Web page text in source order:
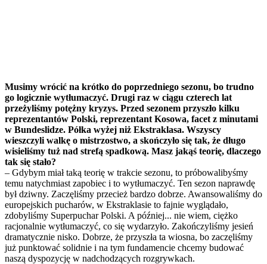
Musimy wrócić na krótko do poprzedniego sezonu, bo trudno
go logicznie wytłumaczyć. Drugi raz w ciągu czterech lat
przeżyliśmy potężny kryzys. Przed sezonem przyszło kilku
reprezentantów Polski, reprezentant Kosowa, facet z minutami
w Bundeslidze. Półka wyżej niż Ekstraklasa. Wszyscy
wieszczyli walkę o mistrzostwo, a skończyło się tak, że długo
wisieliśmy tuż nad strefą spadkową. Masz jakąś teorię, dlaczego
tak się stało?
– Gdybym miał taką teorię w trakcie sezonu, to próbowalibyśmy
temu natychmiast zapobiec i to wytłumaczyć. Ten sezon naprawdę
był dziwny. Zaczęliśmy przecież bardzo dobrze. Awansowaliśmy do
europejskich pucharów, w Ekstraklasie to fajnie wyglądało,
zdobyliśmy Superpuchar Polski. A później... nie wiem, ciężko
racjonalnie wytłumaczyć, co się wydarzyło. Zakończyliśmy jesień
dramatycznie nisko. Dobrze, że przyszła ta wiosna, bo zaczęliśmy
już punktować solidnie i na tym fundamencie chcemy budować
naszą dyspozycję w nadchodzących rozgrywkach.